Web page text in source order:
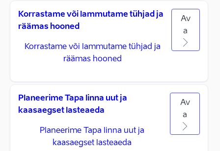
Korrastame või lammutame tühjad ja
räämas hooned
Korrastame või lammutame tühjad ja
räämas hooned
Av
a
Planeerime Tapa linna uut ja
kaasaegset lasteaeda
Planeerime Tapa linna uut ja
kaasaegset lasteaeda
Av
a